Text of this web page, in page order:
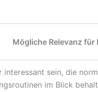
Mögliche Relevanz für
interessant sein, die
im Blick